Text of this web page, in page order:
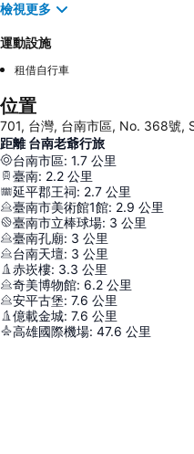
檢視更多
運動設施
租借自行車
位置
701, 台灣, 台南市區, No. 368號,
距離 台南老爺行旅
台南市區: 1.7 公里
臺南: 2.2 公里
延平郡王祠: 2.7 公里
臺南市美術館1館: 2.9 公里
臺南市立棒球場: 3 公里
臺南孔廟: 3 公里
台南天壇: 3 公里
赤崁樓: 3.3 公里
奇美博物館: 6.2 公里
安平古堡: 7.6 公里
億載金城: 7.6 公里
高雄國際機場: 47.6 公里